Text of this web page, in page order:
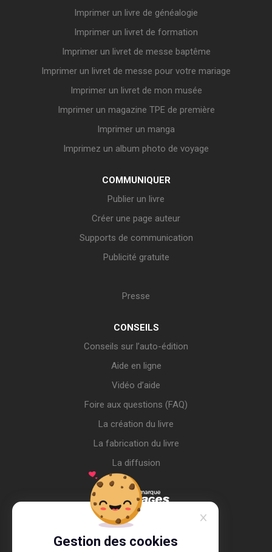
Gestion des cookies
Imprimer un livre de généalogie
Imprimer un livret de formation
Imprimer un livret de messe baptême
Imprimer un livret de messe pour votre mariage
Imprimer un livret de mon musée
Imprimer un magazine TPE de première
Imprimer un manga
Imprimez un album photo de voyage
COMMUNIQUER
Publier un livre
Créer une page auteur
Supports de communication
Publicité gratuite
Presse
CONSEILS
Conseils sur l’auto-édition
Aide en ligne
Vidéo d’aide
Foire aux questions (FAQ)
La création du livre
La fabrication du livre
La diffusion